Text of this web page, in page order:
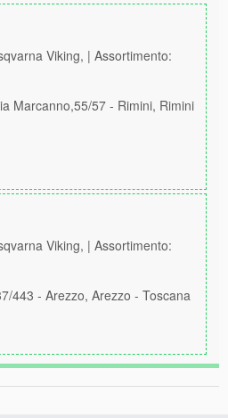
Viking, | Assortimento:
Marcanno,55/57 - Rimini, Rimini
Viking, | Assortimento:
443 - Arezzo, Arezzo - Toscana